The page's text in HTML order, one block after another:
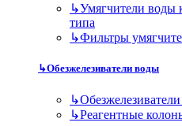
↳Умягчители воды
типа
↳Фильтры
↳Обезжелезиватели воды
↳
↳Реагентные